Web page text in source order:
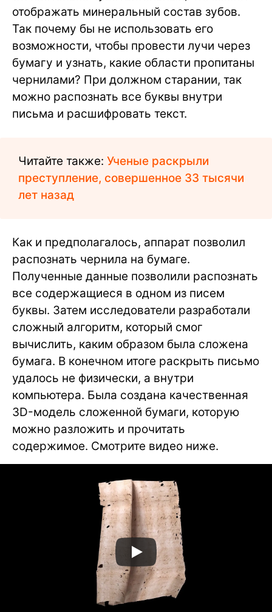
отображать минеральный состав зубов.
Так почему бы не использовать его
возможности, чтобы провести лучи через
бумагу и узнать, какие области пропитаны
чернилами? При должном старании, так
можно распознать все буквы внутри
письма и расшифровать текст.
Читайте также: Ученые раскрыли
преступление, совершенное 33 тысячи
лет назад
Как и предполагалось, аппарат позволил
распознать чернила на бумаге.
Полученные данные позволили распознать
все содержащиеся в одном из писем
буквы. Затем исследователи разработали
сложный алгоритм, который смог
вычислить, каким образом была сложена
бумага. В конечном итоге раскрыть письмо
удалось не физически, а внутри
компьютера. Была создана качественная
3D-модель сложенной бумаги, которую
можно разложить и прочитать
содержимое. Смотрите видео ниже.